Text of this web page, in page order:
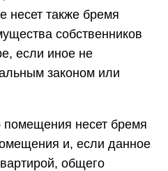
несет также бремя
собственников
если иное не
законом или
помещения несет бремя
и, если данное
общего